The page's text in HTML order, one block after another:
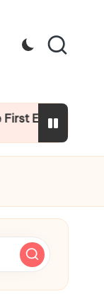
cu numeroase